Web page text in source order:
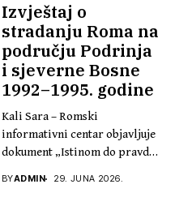
Izvještaj o
stradanju Roma na
području Podrinja
i sjeverne Bosne
1992–1995. godine
Kali Sara – Romski
informativni centar objavljuje
dokument „Istinom do pravde,
BYADMIN 29. JUNA 2026.